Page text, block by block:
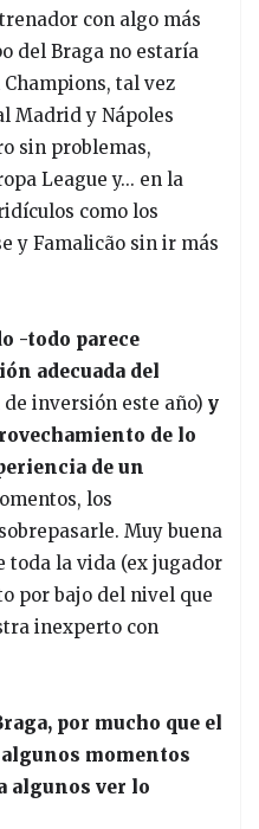
con algo más
del Braga no estaría
tal vez
Madrid y Nápoles
sin problemas,
League y... en la
como los
y Famalicão sin ir más
-todo parece
adecuada del
inversión este año) y
de lo
de un
los
Muy buena
toda la vida (ex jugador
por bajo del nivel que
inexperto con
por mucho que el
momentos
algunos ver lo